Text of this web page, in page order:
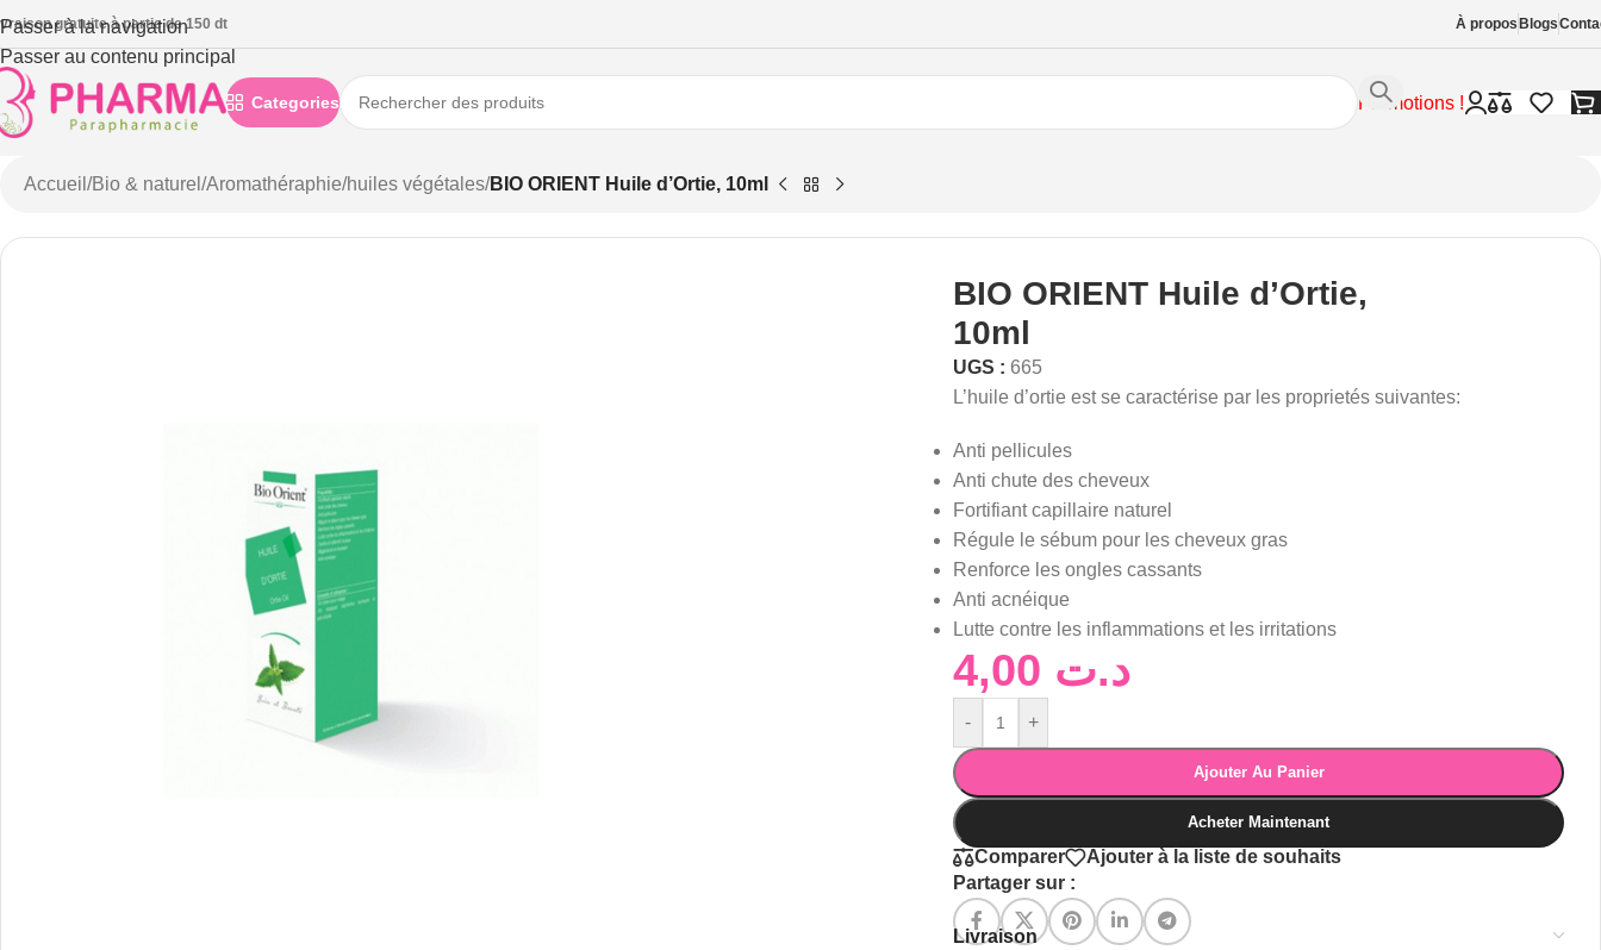
Passer à la navigation
Passer au contenu principal
gratuite à partie de 150 dt À propos Blogs
Categories Promotions !
Accueil /Bio & naturel /Aromathéraphie/huiles végétales/BIO ORIENT Huile d’Ortie, 10ml
BIO ORIENT Huile d’Ortie,
10ml
UGS :665
L’huile d’ortie est se caractérise par les proprietés suivantes:
Anti pellicules
Anti chute des cheveux
Fortifiant capillaire naturel
Régule le sébum pour les cheveux gras
Renforce les ongles cassants
Anti acnéique
Lutte contre les inflammations et les irritations
د.ت
- +
Ajouter Au Panier
Acheter Maintenant
Comparer
Ajouter à la liste de souhaits
Partager sur :
Livraison